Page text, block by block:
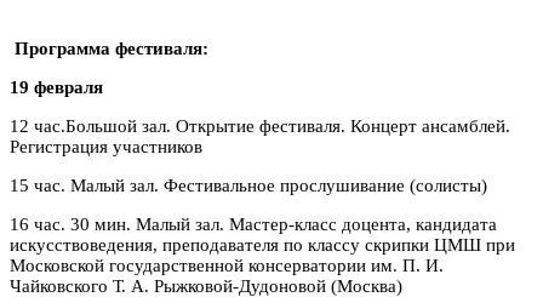
Программа фестиваля:
19 февраля
12 час.Большой зал. Открытие фестиваля. Концерт ансамблей.
Регистрация участников
15 час. Малый зал. Фестивальное прослушивание (солисты)
16 час. 30 мин. Малый зал. Мастер-класс доцента, кандидата
искусствоведения, преподавателя по классу скрипки ЦМШ при
Московской государственной консерватории им. П. И.
Чайковского Т. А. Рыжковой-Дудоновой (Москва)